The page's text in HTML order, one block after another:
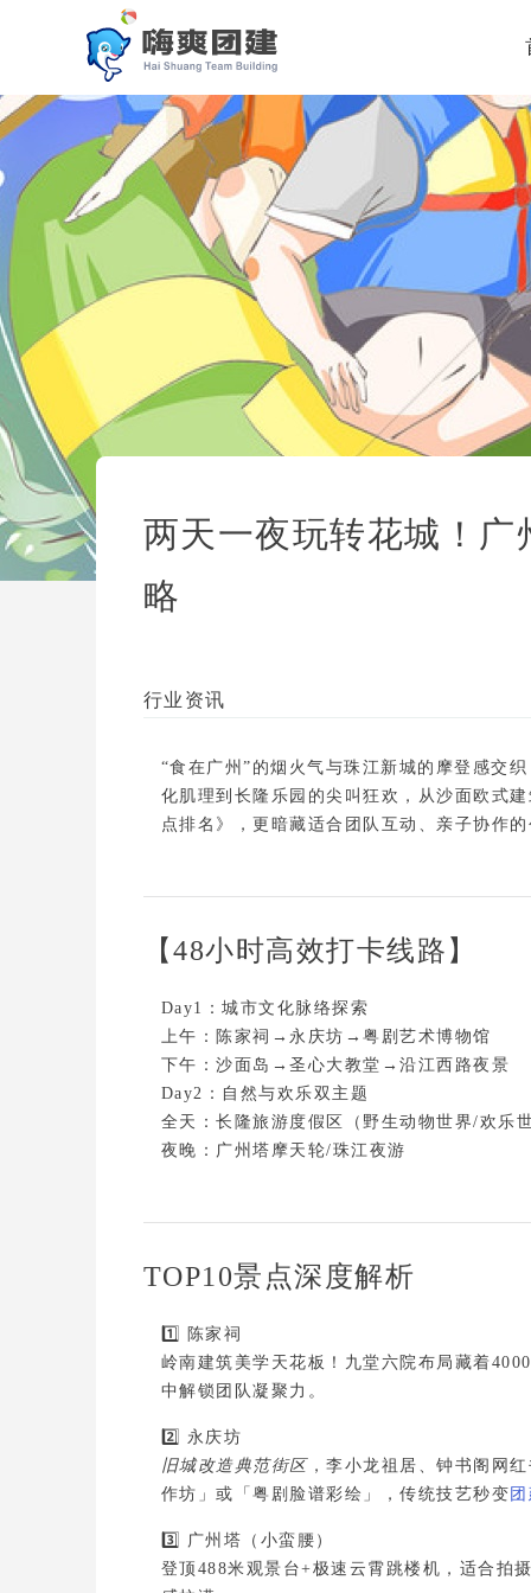
两天一夜玩转花城！
略
行业资讯
“食在广州”的烟火气与珠江新城的摩登感交
化肌理到长隆乐园的尖叫狂欢，从沙面欧式
点排名》，更暗藏适合团队互动、亲子协作
【48小时高效打卡线路】
Day1：城市文化脉络探索
上午：陈家祠→永庆坊→粤剧艺术博物馆
Day2：自然与欢乐双主题
全天：长隆旅游度假区（野生动物世界/欢乐
夜晚：广州塔摩天轮/珠江夜游
TOP10景点深度解析
1️⃣
陈家祠
岭南建筑美学天花板！九堂六院布局藏着
中解锁团队凝聚力。
2️⃣ 永庆坊
旧城改造典范街区 ，李小龙祖居、钟书阁网
作坊」或「粤剧脸谱彩绘」，传统技艺秒变
3️⃣ 广州塔（小蛮腰）
登顶488米观景台+极速云霄跳楼机 ，适合拍